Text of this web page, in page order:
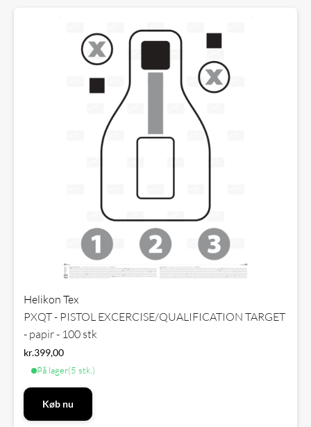
Helikon Tex
PXQT - PISTOL EXCERCISE/QUALIFICATION TARGET
- papir - 100 stk
kr.399,00
På lager(5 stk.)
Køb nu